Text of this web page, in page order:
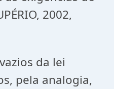
2002,
da lei
pela analogia,